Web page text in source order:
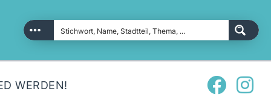
WERDEN!